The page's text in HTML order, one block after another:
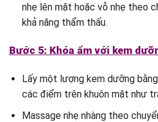
nhẹ lên mặt hoặc vỗ nhẹ theo
khả năng thẩm thấu.
Bước 5: Khóa ẩm với kem
Lấy một lượng kem dưỡng
các điểm trên khuôn mặt như
Massage nhẹ nhàng theo